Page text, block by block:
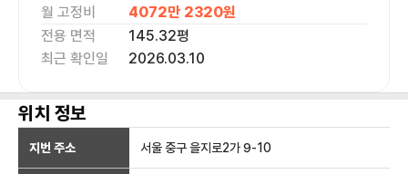
월 고정비
4072만 2320원
전용 면적
145.32평
최근 확인일
2026.03.10
위치 정보
지번 주소 서울 중구 을지로2가 9-10